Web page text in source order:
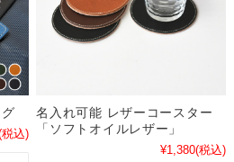
込)
名入れ可能 レザーコースター
「ソフトオイルレザー」
¥1,380(税込)